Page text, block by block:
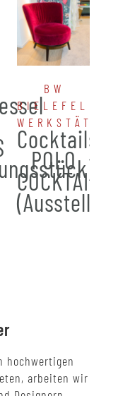
BW
BIELEFELDER
POLO
COCKTAIL
hochwertigen
arbeiten wir